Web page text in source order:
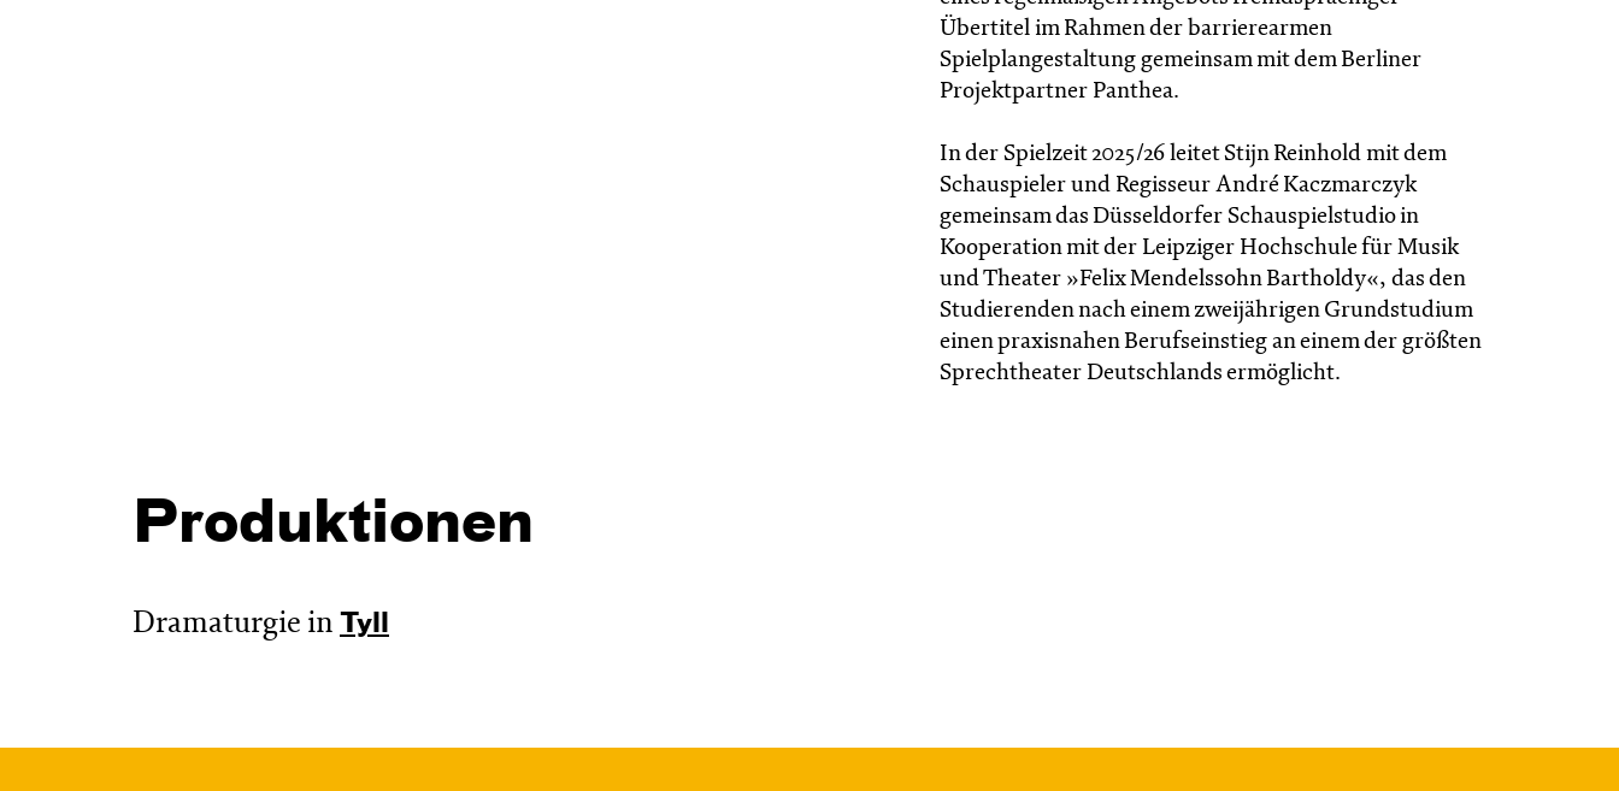
Übertitel im Rahmen der barrierearmen
Spielplangestaltung gemeinsam mit dem Berliner
Projektpartner Panthea.
In der Spielzeit 2025/26 leitet Stijn Reinhold mit dem
Schauspieler und Regisseur André Kaczmarczyk
gemeinsam das Düsseldorfer Schauspielstudio in
Kooperation mit der Leipziger Hochschule für Musik
und Theater »Felix Mendelssohn Bartholdy«, das den
Studierenden nach einem zweijährigen Grundstudium
einen praxisnahen Berufseinstieg an einem der größten
Sprechtheater Deutschlands ermöglicht.
Produktionen
Dramaturgie in Tyll